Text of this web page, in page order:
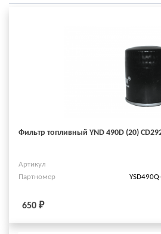
Фильтр топливный YND 490D (20)
Артикул
Партномер
650 ₽